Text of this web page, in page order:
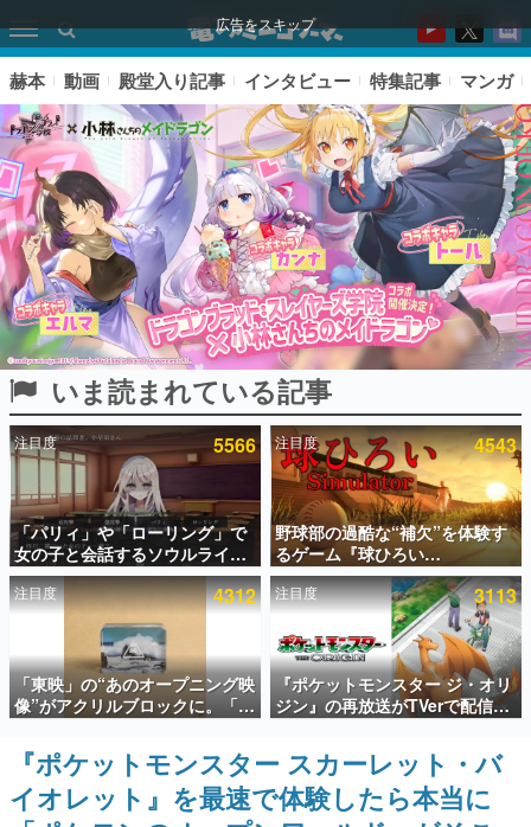
広告をスキップ
ピックアップ
電ファミのいま読まれている記事ランキング
アプリセール情報
インタビュー
連載・特集一覧
殿堂入り記事
SNS拡散数が数千以上！ ページビュー数万以上！ などな
ど。多くの人々に読まれた、電ファミ渾身の“殿堂入り”記
事をまとめました。
ゲームの企画書
名作ゲームクリエイターの方々に製作時のエピソードをお
聞きし、ヒットする企画（ゲーム）とは何か？を探ってい
きます。
赫本 動画 殿堂入り記事 インタビュー 特集記事 マンガ
いま読まれている記事
注目度 5566
「パリィ」や「ローリング」で
女の子と会話するソウルライク
恋愛ゲーム『小早川さんはソウ
ルライク』無料公開。返事に失
敗すると「YOU DIED」
注目度 4543
野球部の過酷な“補欠”を体験す
るゲーム『球ひろい
Simulator』が「1件」のウィッ
シュリストをもとにチェコ語に
対応しSNSで話題に。『キング
ダム・カム』開発元やチェコの
プロ野球選手から称賛の声
注目度 4312
「東映」の“あのオープニング映
像”がアクリルブロックに。「東
映ヒストリカル グッズコレクシ
ョン」が8月下旬より発売
注目度 3113
『ポケットモンスター ジ・オリ
ジン』の再放送がTVerで配信
中！レッド（CV：竹内順子）が
『ポケットモンスター スカーレット・バ
イオレット』を最速で体験したら本当に